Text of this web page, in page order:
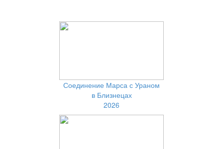
Соединение Марса с Ураном
в Близнецах
2026